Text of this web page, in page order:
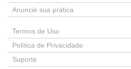
Anuncie sua prática
Termos de Uso
Política de Privacidade
Suporte